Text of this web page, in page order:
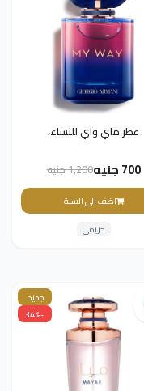
عطر ماي واي للنساء،
700 جنيه 1,200 جنيه
اضف الى السلة
حريمى
جديد
-34%